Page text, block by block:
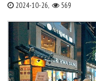
2024-10-26, 569